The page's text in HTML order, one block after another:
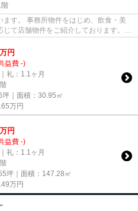
す。 事務所物件をはじめ、飲食・美
て店舗物件をご紹介しております。
万円
益費 -)
礼：1.1ヶ月
｜面積：30.95㎡
万円
万円
益費 -)
礼：1.1ヶ月
坪｜面積：147.28㎡
万円